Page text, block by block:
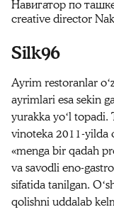
Навигатор по
creative director
Silk96
Ayrim restoranlar
ayrimlari esa sekin
yurakka yoʻl topadi.
vinoteka 2011-yilda
«menga bir qadah
va savodli eno-
sifatida tanilgan.
qolishni uddalab